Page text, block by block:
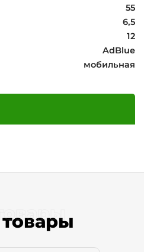
55
6,5
12
AdBlue
мобильная
товары